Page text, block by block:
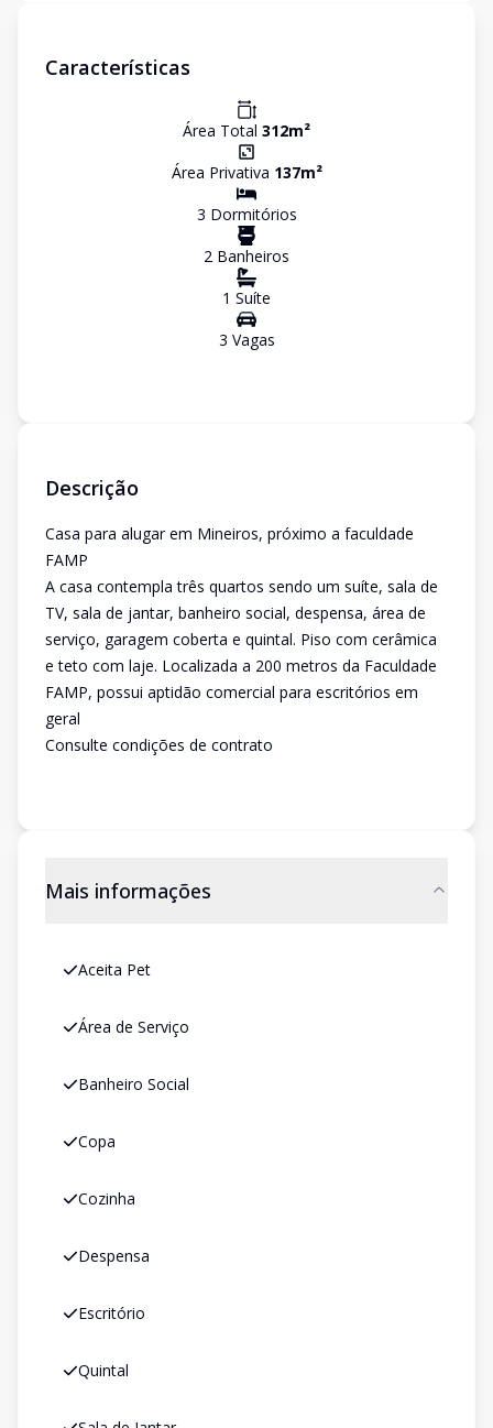
Características
Área Total 312m²
Área Privativa 137m²
3 Dormitórios
2 Banheiros
1 Suíte
3 Vagas
Descrição
Casa para alugar em Mineiros, próximo a faculdade
FAMP
A casa contempla três quartos sendo um suíte, sala de
TV, sala de jantar, banheiro social, despensa, área de
serviço, garagem coberta e quintal. Piso com cerâmica
e teto com laje. Localizada a 200 metros da Faculdade
FAMP, possui aptidão comercial para escritórios em
geral
Consulte condições de contrato
Mais informações
Aceita Pet
Área de Serviço
Banheiro Social
Copa
Cozinha
Despensa
Escritório
Quintal